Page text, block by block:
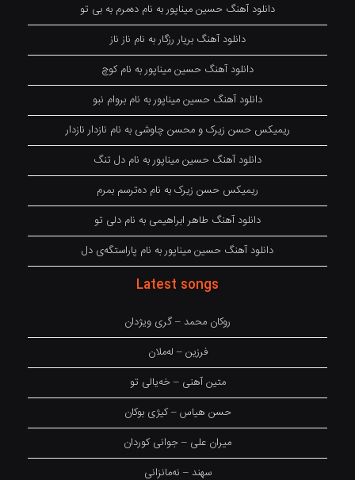
دانلود آهنگ حسین میناپور به نام دەمرم بە بی تو
دانلود آهنگ بریار رزگار به نام ناز ناز
دانلود آهنگ حسین میناپور به نام کوچ
دانلود آهنگ حسین میناپور به نام بروام نبو
ریمیکس حسن زیرک و محسن چاوشی به نام نازدار نازدار
دانلود آهنگ حسین میناپور به نام دل تنگ
ریمیکس حسن زیرک به نام دەترسم بمرم
دانلود آهنگ طاهر ابراهیمی به نام دلی تو
دانلود آهنگ حسین میناپور به نام پاراستگەی دل
Latest songs
روکان محمد – گری ویژدان
فرزین – لەملان
متین آهنی – خەیالی تو
حسن هیاس – کیژی بوکان
میران علی – جوانی کوردان
سهند – نەمانزانی